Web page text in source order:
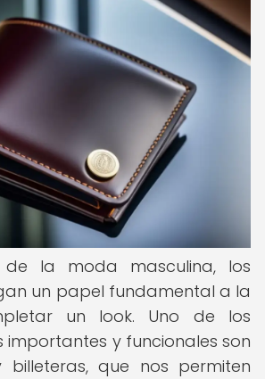
la moda masculina, los
un papel fundamental a la
un look. Uno de los
importantes y funcionales son
que nos permiten